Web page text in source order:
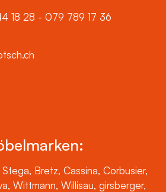
18 28 - 079 789 17 36
Bretz, Cassina, Corbusier,
Wittmann, Willisau, girsberger,